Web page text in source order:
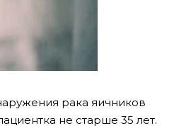
рака яичников
не старше 35 лет.